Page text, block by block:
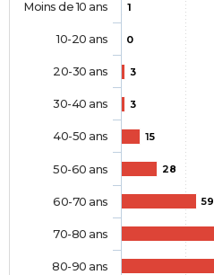
1
0
3
3
15
28
59
Moins de 10 ans
10-20 ans
20-30 ans
30-40 ans
40-50 ans
50-60 ans
60-70 ans
70-80 ans
80-90 ans